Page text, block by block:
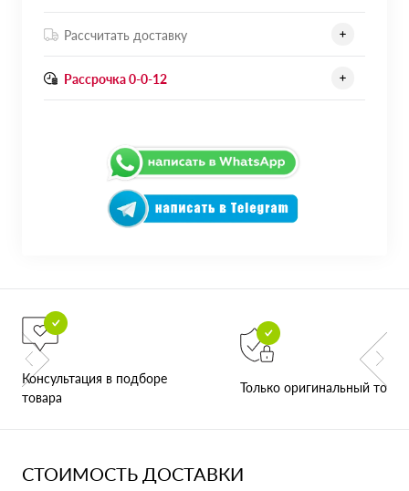
Рассчитать доставку
Рассрочка 0-0-12
Консультация в подборе
товара
Только оригинальный товар
СТОИМОСТЬ ДОСТАВКИ